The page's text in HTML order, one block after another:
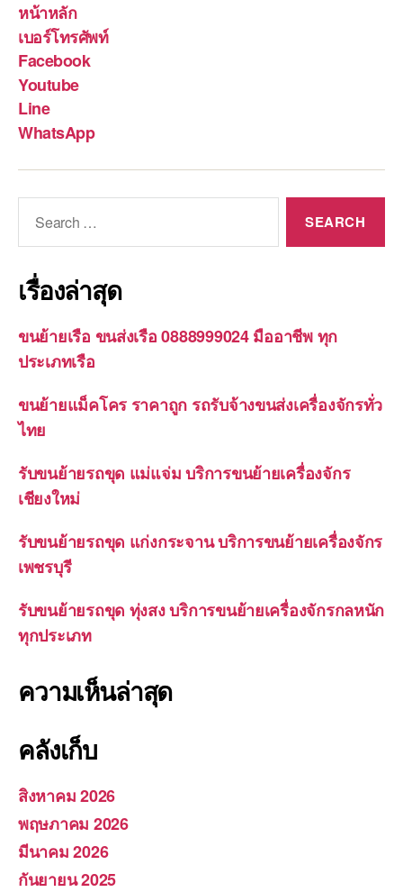
หน้าหลัก
เบอร์โทรศัพท์
Facebook
Youtube
Line
WhatsApp
เรื่องล่าสุด
ขนย้ายเรือ ขนส่งเรือ 0888999024 มืออาชีพ ทุก
ประเภทเรือ
ขนย้ายแม็คโคร ราคาถูก รถรับจ้างขนส่งเครื่องจักรทั่ว
ไทย
รับขนย้ายรถขุด แม่แจ่ม บริการขนย้ายเครื่องจักร
เชียงใหม่
รับขนย้ายรถขุด แก่งกระจาน บริการขนย้ายเครื่องจักร
เพชรบุรี
รับขนย้ายรถขุด ทุ่งสง บริการขนย้ายเครื่องจักรกลหนัก
ทุกประเภท
ความเห็นล่าสุด
คลังเก็บ
สิงหาคม 2026
พฤษภาคม 2026
มีนาคม 2026
กันยายน 2025